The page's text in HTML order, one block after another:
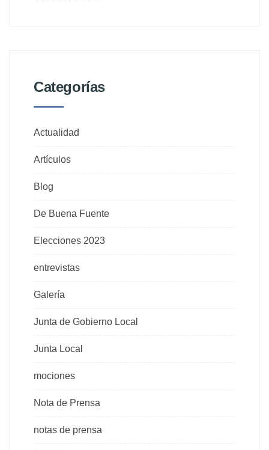
Categorías
Actualidad
Artículos
Blog
De Buena Fuente
Elecciones 2023
entrevistas
Galería
Junta de Gobierno Local
Junta Local
mociones
Nota de Prensa
notas de prensa